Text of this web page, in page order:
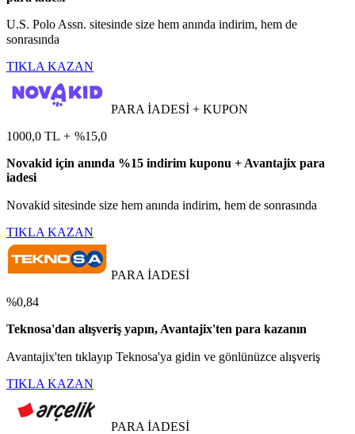
U.S. Polo Assn. sitesinde size hem anında indirim, hem de
sonrasında
TIKLA KAZAN
PARA İADESİ + KUPON
1000,0 TL + %15,0
Novakid için anında %15 indirim kuponu + Avantajix para
iadesi
Novakid sitesinde size hem anında indirim, hem de sonrasında
TIKLA KAZAN
PARA İADESİ
%0,84
Teknosa'dan alışveriş yapın, Avantajix'ten para kazanın
Avantajix'ten tıklayıp Teknosa'ya gidin ve gönlünüzce alışveriş
TIKLA KAZAN
PARA İADESİ